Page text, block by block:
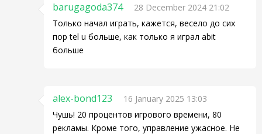
barugagoda374
28 December 2024 21:02
Только начал играть, кажется, весело до сих
пор tel u больше, как только я играл abit
больше
alex-bond123
16 January 2025 13:03
Чушь! 20 процентов игрового времени, 80
рекламы. Кроме того, управление ужасное. Не